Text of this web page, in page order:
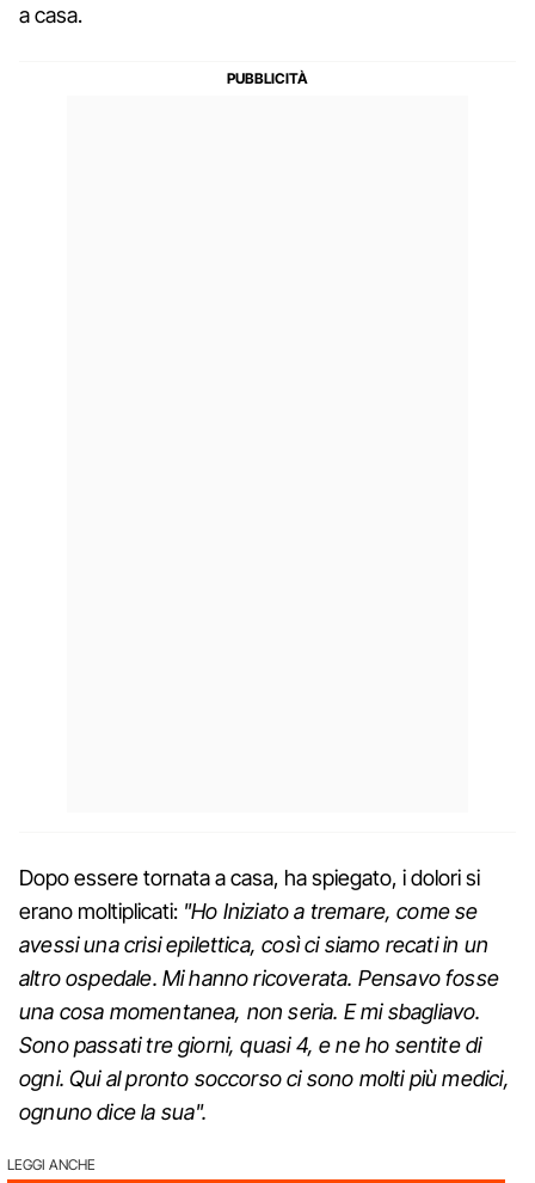
a casa.
Dopo essere tornata a casa, ha spiegato, i dolori si
erano moltiplicati: "Ho Iniziato a tremare, come se
avessi una crisi epilettica, così ci siamo recati in un
altro ospedale. Mi hanno ricoverata. Pensavo fosse
una cosa momentanea, non seria. E mi sbagliavo.
Sono passati tre giorni, quasi 4, e ne ho sentite di
ogni. Qui al pronto soccorso ci sono molti più medici,
ognuno dice la sua".
LEGGI ANCHE